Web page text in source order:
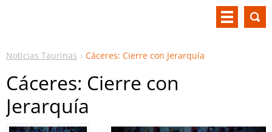
Noticias Taurinas Cáceres: Cierre con Jerarquía
Cáceres: Cierre con
Jerarquía